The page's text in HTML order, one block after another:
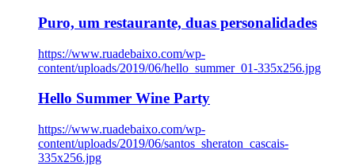
Puro, um restaurante, duas personalidades
https://www.ruadebaixo.com/wp-
content/uploads/2019/06/hello_summer_01-335x256.jpg
Hello Summer Wine Party
https://www.ruadebaixo.com/wp-
content/uploads/2019/06/santos_sheraton_cascais-
335x256.jpg